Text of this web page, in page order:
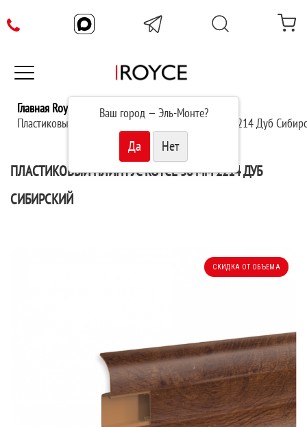
Ваш город —Эль-Монте?
Главная Royce
Плинтус
Пластиковый плинтус Royce 58 мм (2200x58x40) 2214 Дуб
ПЛАСТИКОВЫЙ ПЛИНТУС ROYCE 58 ММ 2214 ДУБ
СИБИРСКИЙ
СКИДКА ОТ ОБЪЕМА